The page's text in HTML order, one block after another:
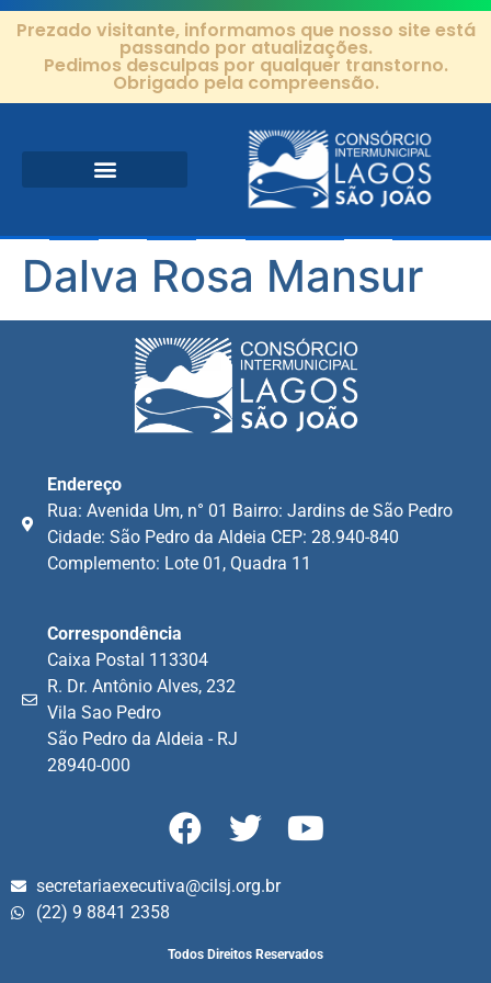
Prezado visitante, informamos que nosso site está
passando por atualizações.
Pedimos desculpas por qualquer transtorno.
Obrigado pela compreensão.
Dalva Rosa Mansur
Endereço
Rua: Avenida Um, n° 01 Bairro: Jardins de São Pedro
Cidade: São Pedro da Aldeia CEP: 28.940-840
Complemento: Lote 01, Quadra 11
Correspondência
Caixa Postal 113304
R. Dr. Antônio Alves, 232
Vila Sao Pedro
São Pedro da Aldeia - RJ
28940-000
secretariaexecutiva@cilsj.org.br
(22) 9 8841 2358
Todos Direitos Reservados